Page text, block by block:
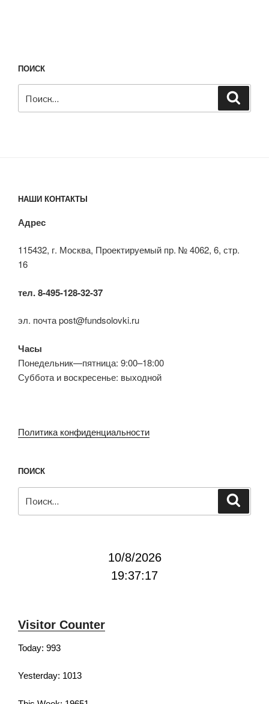
ПОИСК
НАШИ КОНТАКТЫ
Адрес
115432, г. Москва, Проектируемый пр. № 4062, 6, стр.
16
тел. 8-495-128-32-37
эл. почта post@fundsolovki.ru
Часы
Понедельник—пятница: 9:00–18:00
Суббота и воскресенье: выходной
Политика конфиденциальности
ПОИСК
10/8/2026
19:37:18
Visitor Counter
Today: 993
Yesterday: 1013